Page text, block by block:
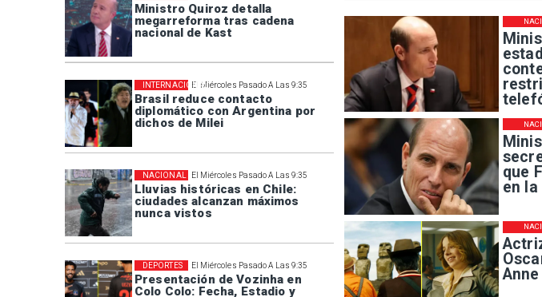
Ministro Quiroz detalla
megarreforma tras cadena
nacional de Kast
El Miércoles Pasado A Las 9:35
Brasil reduce contacto
diplomático con Argentina por
dichos de Milei
INTERNACIONAL
El Miércoles Pasado A Las 9:35
Lluvias históricas en Chile:
ciudades alcanzan máximos
nunca vistos
NACIONAL
El Miércoles Pasado A Las 9:35
Presentación de Vozinha en
Colo Colo: Fecha, Estadio y
DEPORTES
que
en